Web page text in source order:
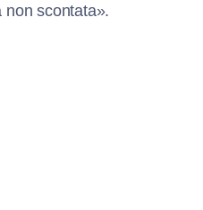
non scontata».